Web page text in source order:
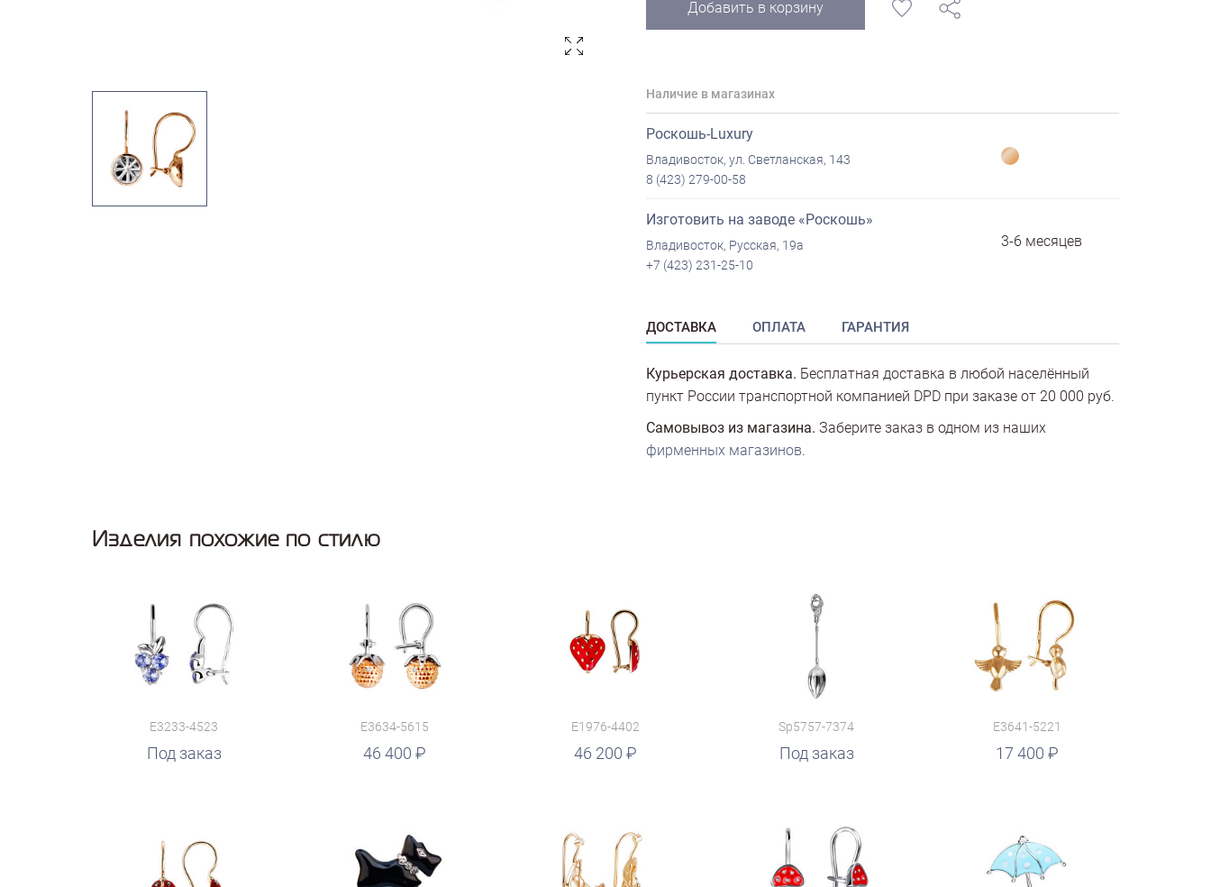
Добавить в корзину
Наличие в магазинах
Роскошь-Luxury
Владивосток, ул. Светланская, 143
8 (423) 279-00-58
Изготовить на заводе «Роскошь»
Владивосток, Русская, 19а
+7 (423) 231-25-10
3-6 месяцев
ДОСТАВКА ОПЛАТА ГАРАНТИЯ
Курьерская доставка. Бесплатная доставка в любой населённый
пункт России транспортной компанией DPD при заказе от 20 000 руб.
Самовывоз из магазина. Заберите заказ в одном из наших
фирменных магазинов.
Изделия похожие по стилю
E3233-4523
Под заказ
E3634-5615
46 400
руб.
E1976-4402
46 200
руб.
Sp5757-7374
Под заказ
E3641-5221
17 400
руб.